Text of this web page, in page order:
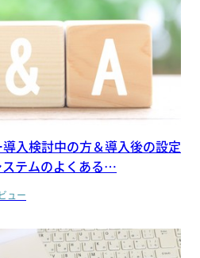
入検討中の方＆導入後の設定
ステムのよくある…
ュー